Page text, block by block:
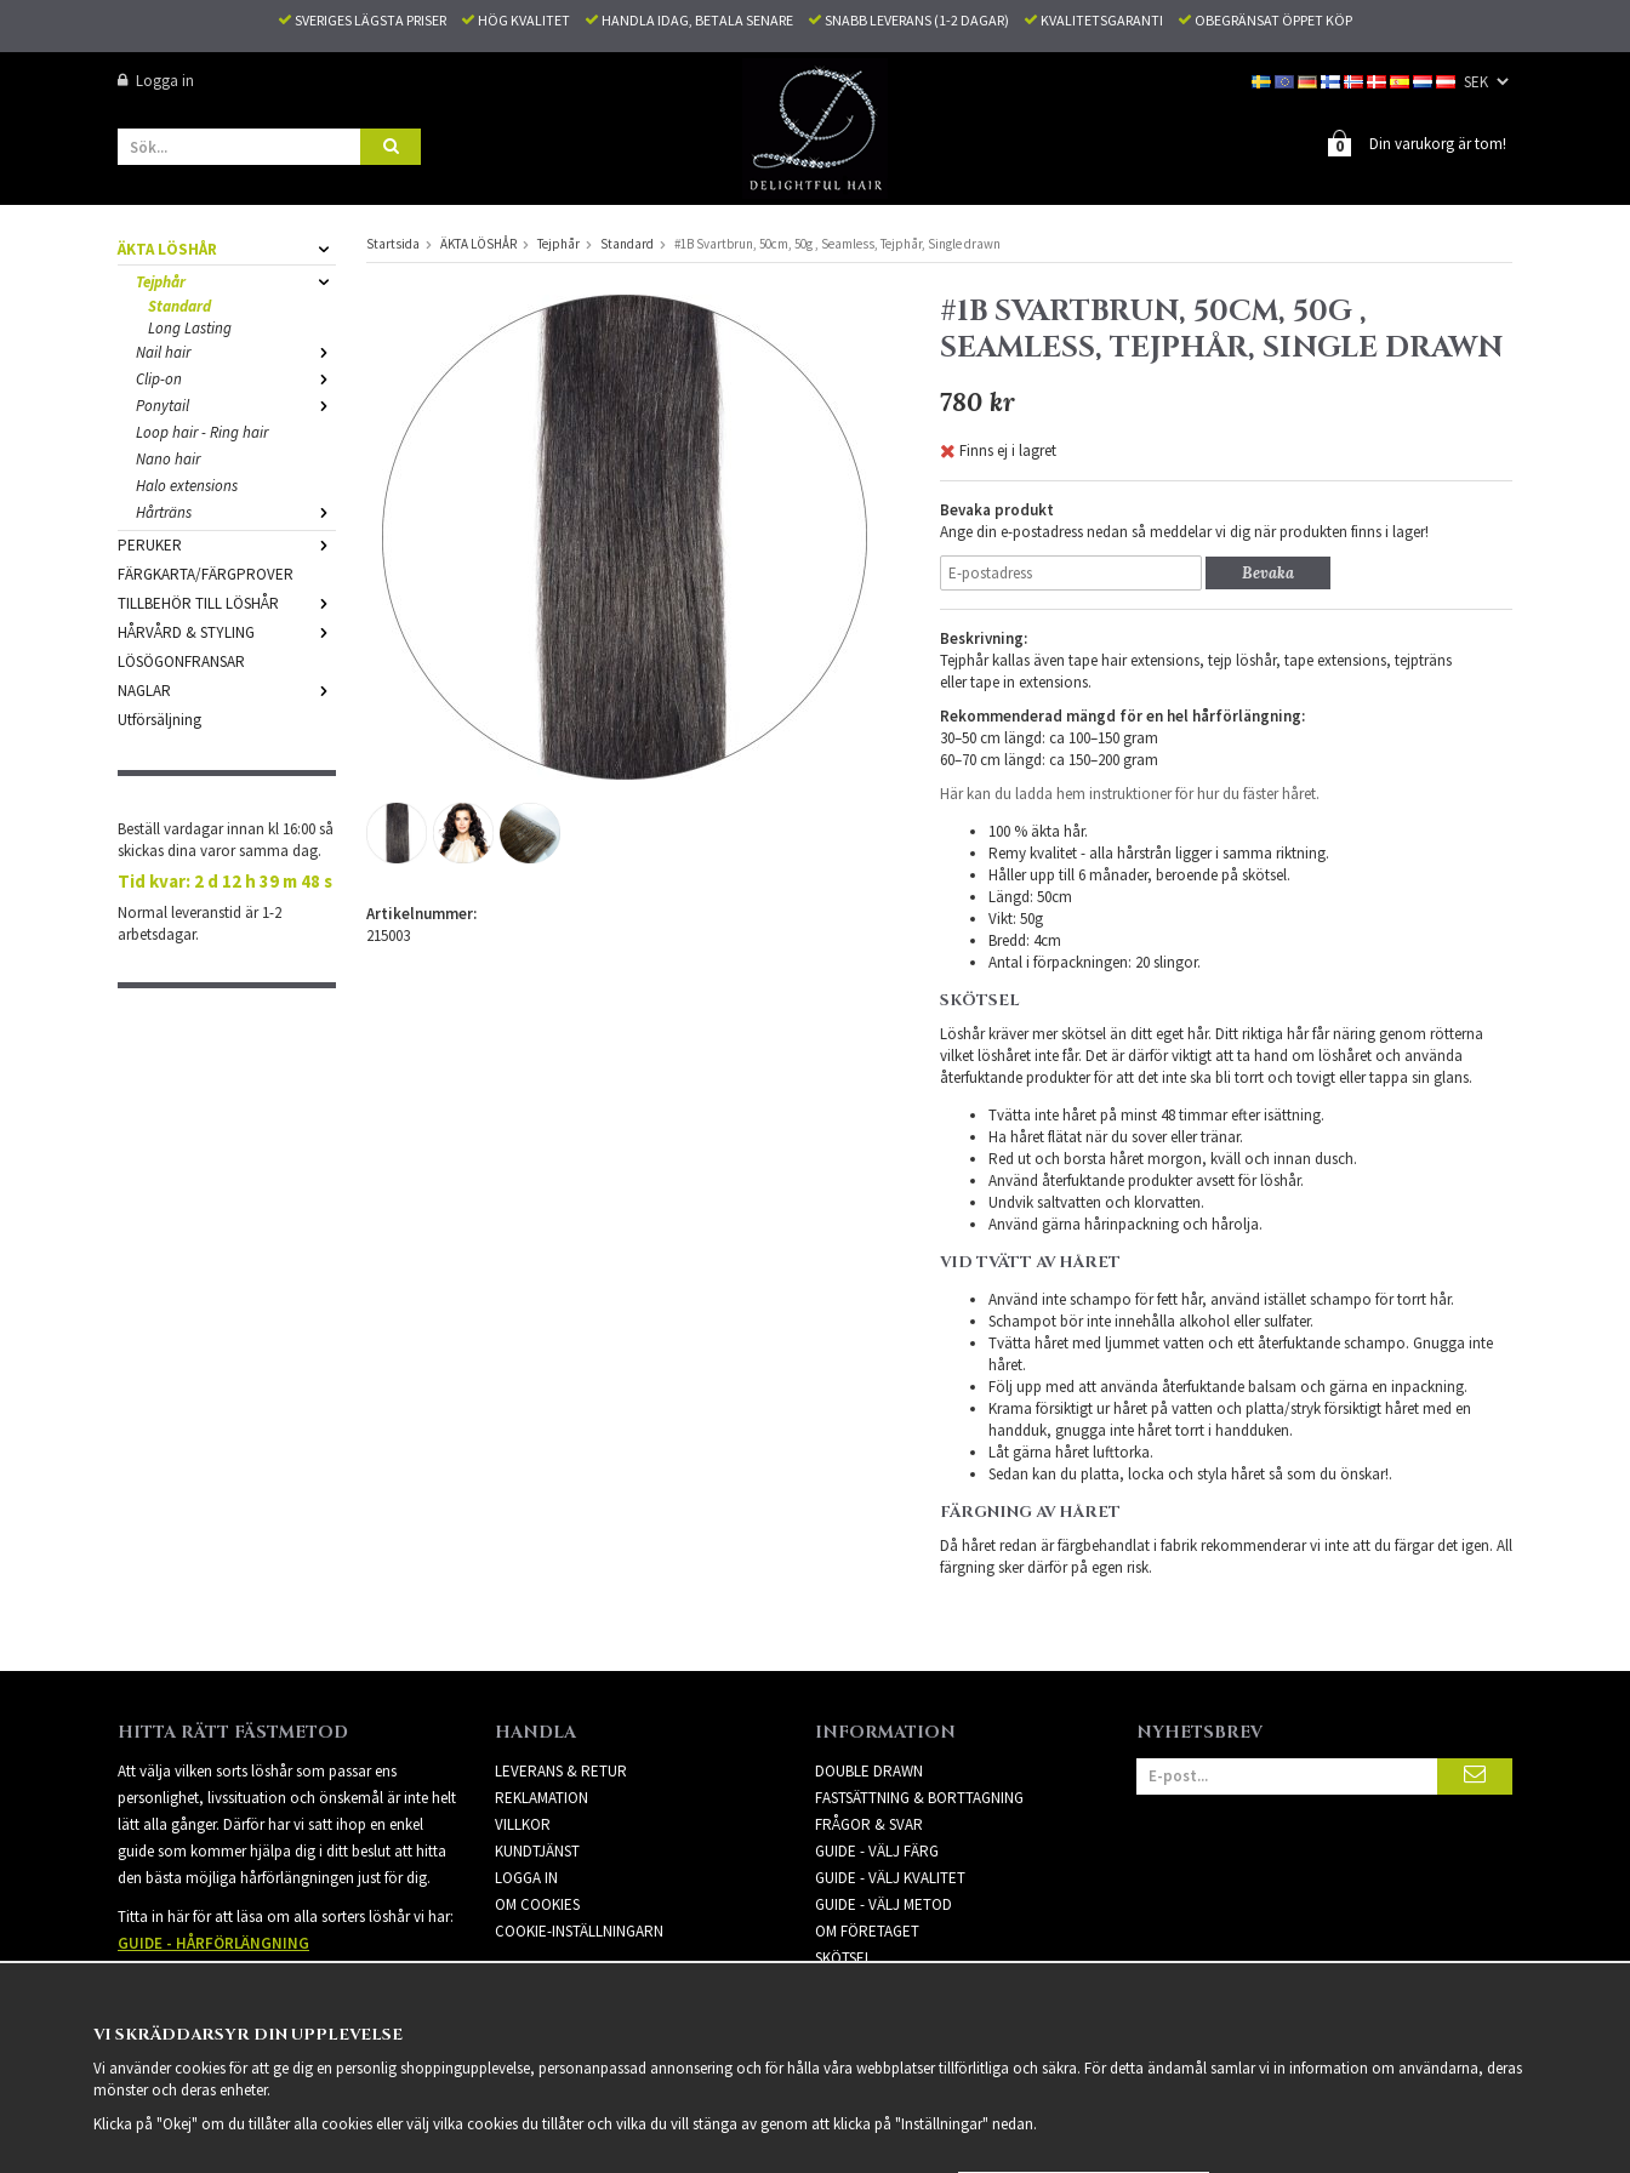
SVERIGES LÄGSTA PRISER HÖG KVALITET HANDLA IDAG, BETALA SENARE SNABB LEVERANS (1-2 DAGAR) KVALITETSGARANTI OBEGRÄNSAT ÖPPET KÖP
Logga in
Din varukorg är tom!
0
ÄKTA LÖSHÅR
Tejphår
Standard
Long Lasting
Nail hair
Clip-on
Ponytail
Loop hair - Ring hair
Nano hair
Halo extensions
Hårträns
PERUKER
FÄRGKARTA/FÄRGPROVER
TILLBEHÖR TILL LÖSHÅR
HÅRVÅRD & STYLING
LÖSÖGONFRANSAR
NAGLAR
Utförsäljning
Beställ vardagar innan kl 16:00 så
skickas dina varor samma dag.
Tid kvar: 2 d 12 h 39 m 47 s
Normal leveranstid är 1-2
arbetsdagar.
Startsida ÄKTA LÖSHÅR Tejphår Standard #1B Svartbrun, 50cm, 50g , Seamless, Tejphår, Single drawn
#1B SVARTBRUN, 50CM, 50G ,
SEAMLESS, TEJPHÅR, SINGLE DRAWN
780 kr
Finns ej i lagret
Bevaka produkt
Ange din e-postadress nedan så meddelar vi dig när produkten finns i lager!
Bevaka
Beskrivning:
Tejphår kallas även tape hair extensions, tejp löshår, tape extensions, tejpträns
eller tape in extensions.
Rekommenderad mängd för en hel hårförlängning:
30–50 cm längd: ca 100–150 gram
60–70 cm längd: ca 150–200 gram
Här kan du ladda hem instruktioner för hur du fäster håret.
100 % äkta hår.
Remy kvalitet - alla hårstrån ligger i samma riktning.
Håller upp till 6 månader, beroende på skötsel.
Längd: 50cm
Vikt: 50g
Bredd: 4cm
Antal i förpackningen: 20 slingor.
SKÖTSEL
Löshår kräver mer skötsel än ditt eget hår. Ditt riktiga hår får näring genom rötterna
vilket löshåret inte får. Det är därför viktigt att ta hand om löshåret och använda
återfuktande produkter för att det inte ska bli torrt och tovigt eller tappa sin glans.
Tvätta inte håret på minst 48 timmar efter isättning.
Ha håret flätat när du sover eller tränar.
Red ut och borsta håret morgon, kväll och innan dusch.
Använd återfuktande produkter avsett för löshår.
Undvik saltvatten och klorvatten.
Använd gärna hårinpackning och hårolja.
VID TVÄTT AV HÅRET
Använd inte schampo för fett hår, använd istället schampo för torrt hår.
Schampot bör inte innehålla alkohol eller sulfater.
Tvätta håret med ljummet vatten och ett återfuktande schampo. Gnugga inte
håret.
Följ upp med att använda återfuktande balsam och gärna en inpackning.
Krama försiktigt ur håret på vatten och platta/stryk försiktigt håret med en
handduk, gnugga inte håret torrt i handduken.
Låt gärna håret lufttorka.
Sedan kan du platta, locka och styla håret så som du önskar!.
FÄRGNING AV HÅRET
Då håret redan är färgbehandlat i fabrik rekommenderar vi inte att du färgar det igen. All
färgning sker därför på egen risk.
Artikelnummer:
215003
HITTA RÄTT FÄSTMETOD
Att välja vilken sorts löshår som passar ens
personlighet, livssituation och önskemål är inte helt
lätt alla gånger. Därför har vi satt ihop en enkel
guide som kommer hjälpa dig i ditt beslut att hitta
den bästa möjliga hårförlängningen just för dig.
Titta in här för att läsa om alla sorters löshår vi har:
GUIDE - HÅRFÖRLÄNGNING
HANDLA
LEVERANS & RETUR
REKLAMATION
VILLKOR
KUNDTJÄNST
LOGGA IN
OM COOKIES
COOKIE-INSTÄLLNINGARN
INFORMATION
DOUBLE DRAWN
FASTSÄTTNING & BORTTAGNING
FRÅGOR & SVAR
GUIDE - VÄLJ FÄRG
GUIDE - VÄLJ KVALITET
GUIDE - VÄLJ METOD
OM FÖRETAGET
SKÖTSEL
NYHETSBREV
VI SKRÄDDARSYR DIN UPPLEVELSE
Vi använder cookies för att ge dig en personlig shoppingupplevelse, personanpassad annonsering och för hålla våra webbplatser tillförlitliga och säkra. För detta ändamål samlar vi in information om användarna, deras
mönster och deras enheter.
Klicka på "Okej" om du tillåter alla cookies eller välj vilka cookies du tillåter och vilka du vill stänga av genom att klicka på "Inställningar" nedan.